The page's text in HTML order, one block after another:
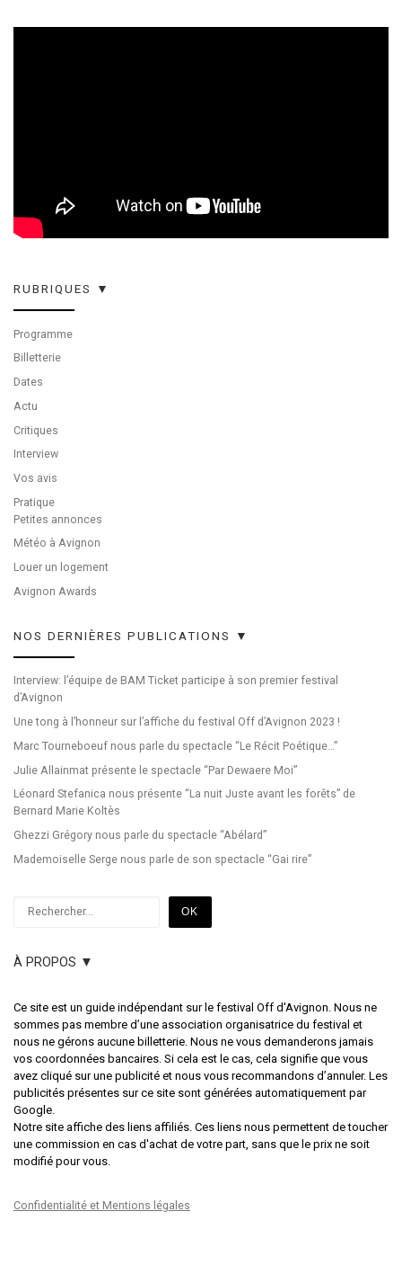
RUBRIQUES ▼
Programme
Billetterie
Dates
Actu
Critiques
Interview
Vos avis
Pratique
Petites annonces
Météo à Avignon
Louer un logement
Avignon Awards
NOS DERNIÈRES PUBLICATIONS ▼
Interview: l’équipe de BAM Ticket participe à son premier festival
d’Avignon
Une tong à l’honneur sur l’affiche du festival Off d’Avignon 2023 !
Marc Tourneboeuf nous parle du spectacle “Le Récit Poétique…”
Julie Allainmat présente le spectacle “Par Dewaere Moi”
Léonard Stefanica nous présente “La nuit Juste avant les forêts” de
Bernard Marie Koltès
Ghezzi Grégory nous parle du spectacle “Abélard”
Mademoiselle Serge nous parle de son spectacle “Gai rire”
OK
À PROPOS ▼
Ce site est un guide indépendant sur le festival Off d'Avignon. Nous ne
sommes pas membre d’une association organisatrice du festival et
nous ne gérons aucune billetterie. Nous ne vous demanderons jamais
vos coordonnées bancaires. Si cela est le cas, cela signifie que vous
avez cliqué sur une publicité et nous vous recommandons d’annuler. Les
publicités présentes sur ce site sont générées automatiquement par
Google.
Notre site affiche des liens affiliés. Ces liens nous permettent de toucher
une commission en cas d'achat de votre part, sans que le prix ne soit
modifié pour vous.
Confidentialité et Mentions légales